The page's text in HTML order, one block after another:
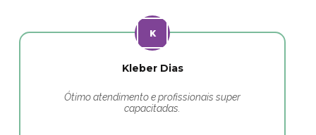
Kleber Dias
Ótimo atendimento e profissionais super
capacitadas.